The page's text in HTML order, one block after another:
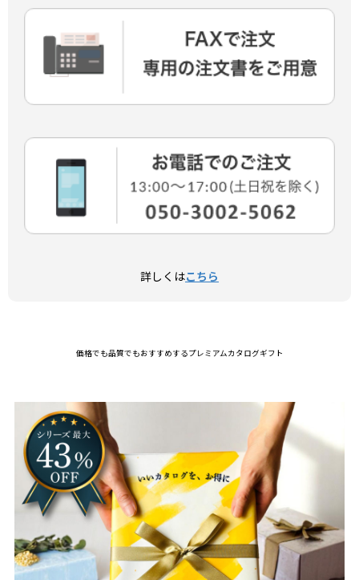
詳しくはこちら
価格でも品質でもおすすめするプレミアムカタログギフト